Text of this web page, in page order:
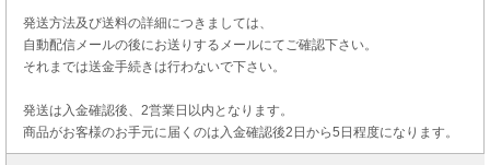
発送方法及び送料の詳細につきましては、
自動配信メールの後にお送りするメールにてご確認下さい。
それまでは送金手続きは行わないで下さい。
発送は入金確認後、2営業日以内となります。
商品がお客様のお手元に届くのは入金確認後2日から5日程度になります。